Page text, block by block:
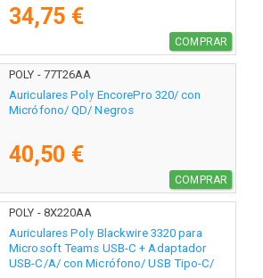
34,75 €
COMPRAR
POLY - 77T26AA
Auriculares Poly EncorePro 320/ con
Micrófono/ QD/ Negros
40,50 €
COMPRAR
POLY - 8X220AA
Auriculares Poly Blackwire 3320 para
Microsoft Teams USB-C + Adaptador
USB-C/A/ con Micrófono/ USB Tipo-C/